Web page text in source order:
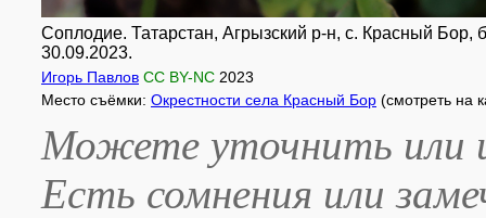
Соплодие. Татарстан, Агрызский р-н, с. Красный
30.09.2023.
Игорь Павлов CC BY-NC 2023
Место съёмки: Окрестности села Красный Бор (смотреть на
Можете уточнить или
Есть сомнения или